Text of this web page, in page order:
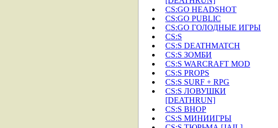
CS:GO HEADSHOT
CS:GO PUBLIC
CS:GO ГОЛОДНЫЕ ИГРЫ
CS:S
CS:S DEATHMATCH
CS:S ЗОМБИ
CS:S WARCRAFT MOD
CS:S PROPS
CS:S SURF + RPG
CS:S ЛОВУШКИ
[DEATHRUN]
CS:S BHOP
CS:S МИНИИГРЫ